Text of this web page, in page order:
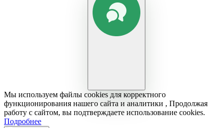
Мы используем файлы cookies для корректного
функционирования нашего сайта и аналитики , Продолжая
работу с сайтом, вы подтверждаете использование cookies.
Подробнее